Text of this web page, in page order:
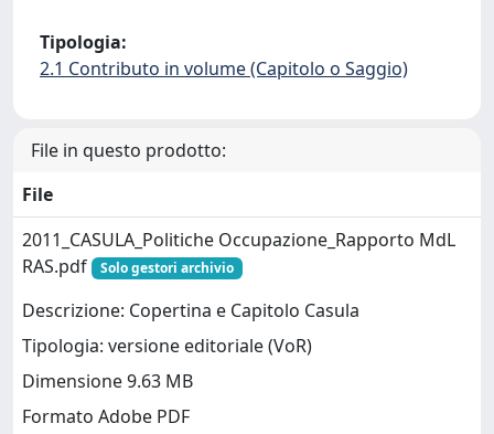
Tipologia:
2.1 Contributo in volume (Capitolo o Saggio)
File in questo prodotto:
File
2011_CASULA_Politiche Occupazione_Rapporto MdL
RAS.pdf
Solo gestori archivio
Descrizione: Copertina e Capitolo Casula
Tipologia: versione editoriale (VoR)
Dimensione 9.63 MB
Formato Adobe PDF